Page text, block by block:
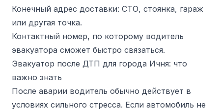
Конечный адрес доставки: СТО, стоянка, гараж
или другая точка.
Контактный номер, по которому водитель
эвакуатора сможет быстро связаться.
Эвакуатор после ДТП для города Ичня: что
важно знать
После аварии водитель обычно действует в
условиях сильного стресса. Если автомобиль не